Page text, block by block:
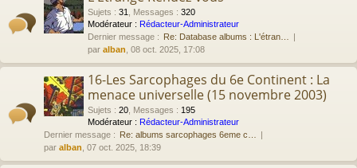
Sujets : 31 Messages : 320
Modérateur : Rédacteur-Administrateur
Dernier message : Re: Database albums : L'étran…
par alban , 08 oct. 2025, 17:08
16-Les Sarcophages du 6e Continent : La
menace universelle (15 novembre 2003)
Sujets : 20 Messages : 195
Modérateur : Rédacteur-Administrateur
Dernier message : Re: albums sarcophages 6eme c…
par alban , 07 oct. 2025, 18:39